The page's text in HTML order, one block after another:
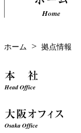
ホーム > 拠点情報